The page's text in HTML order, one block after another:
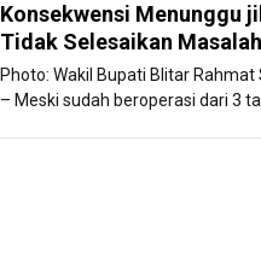
Konsekwensi Menunggu
Tidak Selesaikan
Photo: Wakil Bupati Blitar Rahmat
­– Meski sudah beroperasi dari 3